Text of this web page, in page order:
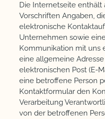
Die Internetseite
Vorschriften Angaben,
elektronische
Unternehmen sowie
Kommunikation mit uns
eine allgemeine
elektronischen Post (E-
eine betroffene Person
Kontaktformular den
Verarbeitung
von der betroffenen